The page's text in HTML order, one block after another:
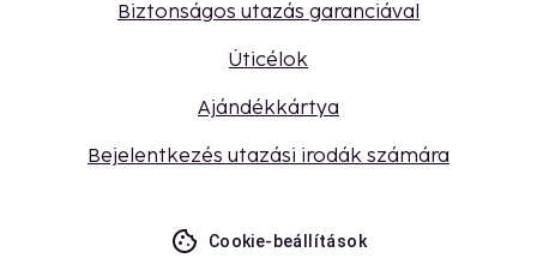
Biztonságos utazás garanciával
Úticélok
Ajándékkártya
Bejelentkezés utazási irodák számára
Cookie-beállítások